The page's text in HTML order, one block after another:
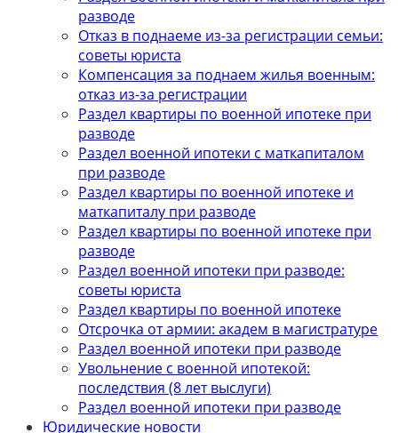
разводе
Отказ в поднаеме из-за регистрации семьи:
советы юриста
Компенсация за поднаем жилья военным:
отказ из-за регистрации
Раздел квартиры по военной ипотеке при
разводе
Раздел военной ипотеки с маткапиталом
при разводе
Раздел квартиры по военной ипотеке и
маткапиталу при разводе
Раздел квартиры по военной ипотеке при
разводе
Раздел военной ипотеки при разводе:
советы юриста
Раздел квартиры по военной ипотеке
Отсрочка от армии: академ в магистратуре
Раздел военной ипотеки при разводе
Увольнение с военной ипотекой:
последствия (8 лет выслуги)
Раздел военной ипотеки при разводе
Юридические новости